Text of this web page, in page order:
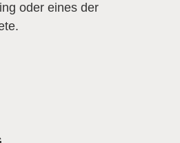
oder eines der